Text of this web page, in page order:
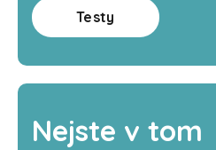
Testy
Nejste v tom